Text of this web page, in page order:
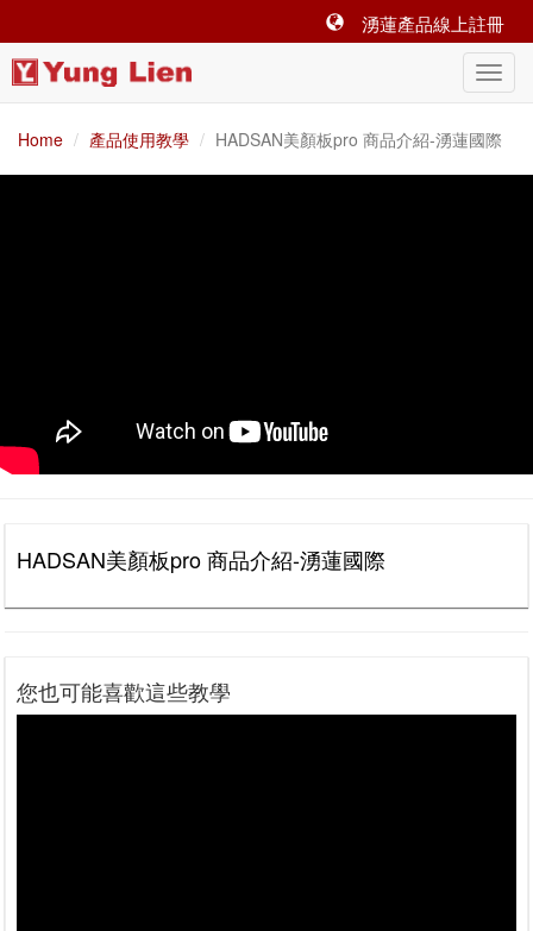
湧蓮產品線上註冊
Home 產品使用教學 HADSAN美顏板pro 商品介紹-湧蓮國際
HADSAN美顏板pro 商品介紹-湧蓮國際
您也可能喜歡這些教學